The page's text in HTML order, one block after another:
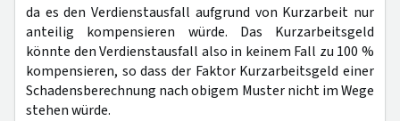
da es den Verdienstausfall aufgrund von Kurzarbeit nur
anteilig kompensieren würde. Das Kurzarbeitsgeld
könnte den Verdienstausfall also in keinem Fall zu 100 %
kompensieren, so dass der Faktor Kurzarbeitsgeld einer
Schadensberechnung nach obigem Muster nicht im Wege
stehen würde.